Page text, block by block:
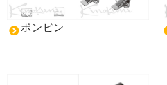
ボンピン